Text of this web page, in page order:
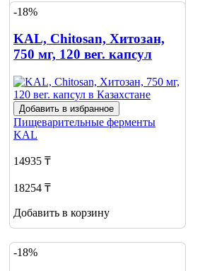
-18%
KAL, Chitosan, Хитозан,
750 мг, 120 вег. капсул
Добавить в избранное
Пищеварительные ферменты
KAL
14935 ₸
18254 ₸
Добавить в корзину
-18%